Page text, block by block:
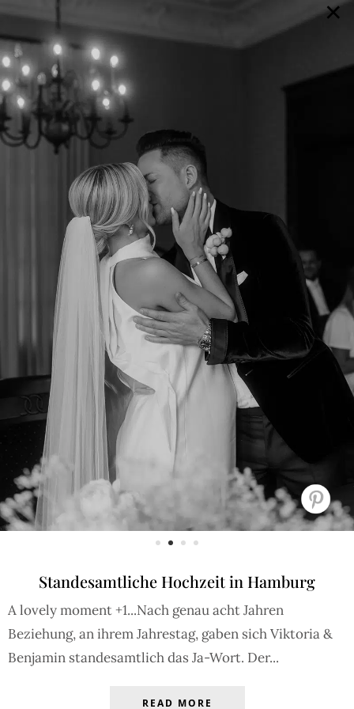
×
Standesamtliche Hochzeit in Hamburg
A lovely moment +1...Nach genau acht Jahren
Beziehung, an ihrem Jahrestag, gaben sich Viktoria &
Benjamin standesamtlich das Ja-Wort. Der...
GALERIE SELECTION JOURNAL
Array ( [0] => extra_args [1] => Array ( [post__not_in] =>
Array ( [0] => 105462 ) ) )